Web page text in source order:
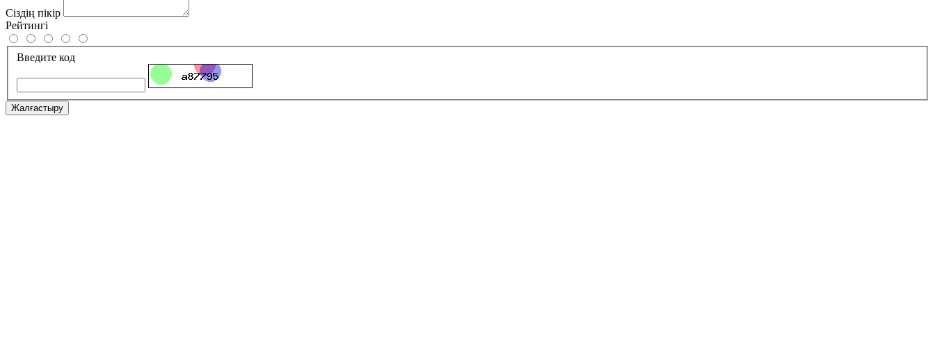
Сіздің пікір
Рейтингі
Введите код
Жалғастыру